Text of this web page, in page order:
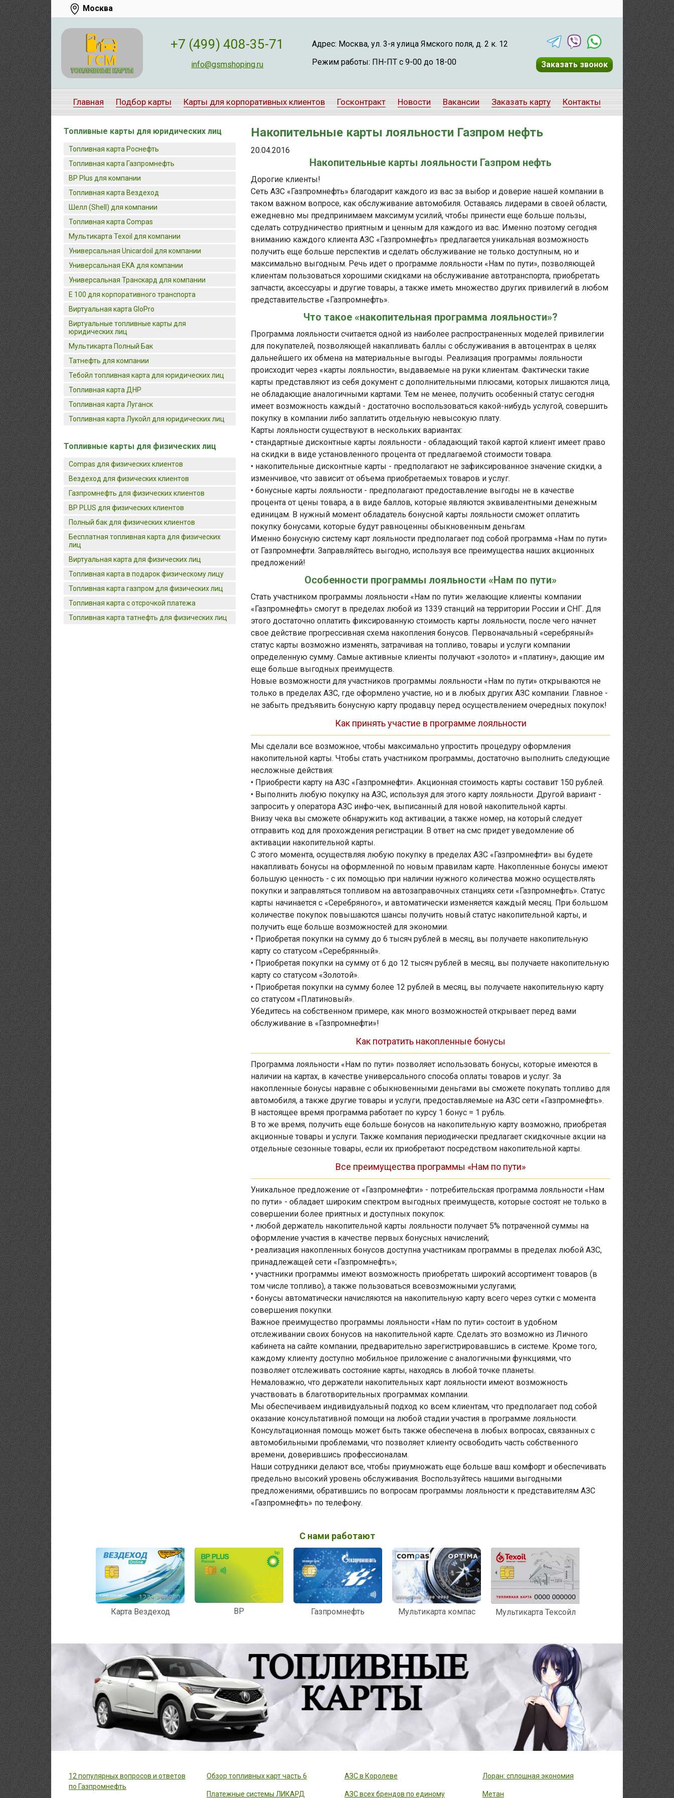
Москва
+7 (499) 408-35-71
info@gsmshoping.ru
Адрес: Москва, ул. 3-я улица Ямского поля, д. 2 к. 12
Режим работы: ПН-ПТ с 9-00 до 18-00
Заказать звонок
Главная Подбор карты Карты для корпоративных клиентов Госконтракт Новости Вакансии Заказать карту Контакты
Топливные карты для юридических лиц
Топливная карта Роснефть
Топливная карта Газпромнефть
BP Plus для компании
Топливная карта Вездеход
Шелл (Shell) для компании
Топливная карта Compas
Мультикарта Texoil для компании
Универсальная Unicardoil для компании
Универсальная EKA для компании
Универсальная Транскард для компании
E 100 для корпоративного транспорта
Виртуальная карта GloPro
Виртуальные топливные карты для
юридических лиц
Мультикарта Полный Бак
Татнефть для компании
Тебойл топливная карта для юридических лиц
Топливная карта ДНР
Топливная карта Луганск
Топливная карта Лукойл для юридических лиц
Топливные карты для физических лиц
Compas для физических клиентов
Вездеход для физических клиентов
Газпромнефть для физических клиентов
BP PLUS для физических клиентов
Полный бак для физических клиентов
Бесплатная топливная карта для физических
лиц
Виртуальная карта для физических лиц
Топливная карта в подарок физическому лицу
Топливная карта газпром для физических лиц
Топливная карта с отсрочкой платежа
Топливная карта татнефть для физических лиц
Накопительные карты лояльности Газпром нефть
20.04.2016
Накопительные карты лояльности Газпром нефть
Дорогие клиенты!
Сеть АЗС «Газпромнефть» благодарит каждого из вас за выбор и доверие нашей компании в
таком важном вопросе, как обслуживание автомобиля. Оставаясь лидерами в своей области,
ежедневно мы предпринимаем максимум усилий, чтобы принести еще больше пользы,
сделать сотрудничество приятным и ценным для каждого из вас. Именно поэтому сегодня
вниманию каждого клиента АЗС «Газпромнефть» предлагается уникальная возможность
получить еще больше перспектив и сделать обслуживание не только доступным, но и
максимально выгодным. Речь идет о программе лояльности «Нам по пути», позволяющей
клиентам пользоваться хорошими скидками на обслуживание автотранспорта, приобретать
запчасти, аксессуары и другие товары, а также иметь множество других привилегий в любом
представительстве «Газпромнефть».
Что такое «накопительная программа лояльности»?
Программа лояльности считается одной из наиболее распространенных моделей привилегии
для покупателей, позволяющей накапливать баллы с обслуживания в автоцентрах в целях
дальнейшего их обмена на материальные выгоды. Реализация программы лояльности
происходит через «карты лояльности», выдаваемые на руки клиентам. Фактически такие
карты представляют из себя документ с дополнительными плюсами, которых лишаются лица,
не обладающие аналогичными картами. Тем не менее, получить особенный статус сегодня
имеет возможность каждый - достаточно воспользоваться какой-нибудь услугой, совершить
покупку в компании либо заплатить отдельную невысокую плату.
Карты лояльности существуют в нескольких вариантах:
• стандартные дисконтные карты лояльности - обладающий такой картой клиент имеет право
на скидки в виде установленного процента от предлагаемой стоимости товара.
• накопительные дисконтные карты - предполагают не зафиксированное значение скидки, а
изменчивое, что зависит от объема приобретаемых товаров и услуг.
• бонусные карты лояльности - предполагают предоставление выгоды не в качестве
процента от цены товара, а в виде баллов, которые являются эквивалентными денежным
единицам. В нужный момент обладатель бонусной карты лояльности сможет оплатить
покупку бонусами, которые будут равноценны обыкновенным деньгам.
Именно бонусную систему карт лояльности предполагает под собой программа «Нам по пути»
от Газпромнефти. Заправляйтесь выгодно, используя все преимущества наших акционных
предложений!
Особенности программы лояльности «Нам по пути»
Стать участником программы лояльности «Нам по пути» желающие клиенты компании
«Газпромнефть» смогут в пределах любой из 1339 станций на территории России и СНГ. Для
этого достаточно оплатить фиксированную стоимость карты лояльности, после чего начнет
свое действие прогрессивная схема накопления бонусов. Первоначальный «серебряный»
статус карты возможно изменять, затрачивая на топливо, товары и услуги компании
определенную сумму. Самые активные клиенты получают «золото» и «платину», дающие им
еще больше выгодных преимуществ.
Новые возможности для участников программы лояльности «Нам по пути» открываются не
только в пределах АЗС, где оформлено участие, но и в любых других АЗС компании. Главное -
не забыть предъявить бонусную карту продавцу перед осуществлением очередных покупок!
Как принять участие в программе лояльности
Мы сделали все возможное, чтобы максимально упростить процедуру оформления
накопительной карты. Чтобы стать участником программы, достаточно выполнить следующие
несложные действия:
• Приобрести карту на АЗС «Газпромнефти». Акционная стоимость карты составит 150 рублей.
• Выполнить любую покупку на АЗС, используя для этого карту лояльности. Другой вариант -
запросить у оператора АЗС инфо-чек, выписанный для новой накопительной карты.
Внизу чека вы сможете обнаружить код активации, а также номер, на который следует
отправить код для прохождения регистрации. В ответ на смс придет уведомление об
активации накопительной карты.
С этого момента, осуществляя любую покупку в пределах АЗС «Газпромнефти» вы будете
накапливать бонусы на оформленной по новым правилам карте. Накопленные бонусы имеют
большую ценность - с их помощью при наличии нужного количества можно осуществлять
покупки и заправляться топливом на автозаправочных станциях сети «Газпромнефть». Статус
карты начинается с «Серебряного», и автоматически изменяется каждый месяц. При большом
количестве покупок повышаются шансы получить новый статус накопительной карты, и
получить еще больше возможностей для экономии.
• Приобретая покупки на сумму до 6 тысяч рублей в месяц, вы получаете накопительную
карту со статусом «Серебрянный».
• Приобретая покупки на сумму от 6 до 12 тысяч рублей в месяц, вы получаете накопительную
карту со статусом «Золотой».
• Приобретая покупки на сумму более 12 рублей в месяц, вы получаете накопительную карту
со статусом «Платиновый».
Убедитесь на собственном примере, как много возможностей открывает перед вами
обслуживание в «Газпромнефти»!
Как потратить накопленные бонусы
Программа лояльности «Нам по пути» позволяет использовать бонусы, которые имеются в
наличии на картах, в качестве универсального способа оплаты товаров и услуг. За
накопленные бонусы наравне с обыкновенными деньгами вы сможете покупать топливо для
автомобиля, а также другие товары и услуги, предоставляемые на АЗС сети «Газпромнефть».
В настоящее время программа работает по курсу 1 бонус = 1 рубль.
В то же время, получить еще больше бонусов на накопительную карту возможно, приобретая
акционные товары и услуги. Также компания периодически предлагает скидкочные акции на
отдельные сезонные товары, если их приобретают посредством накопительной карты.
Все преимущества программы «Нам по пути»
Уникальное предложение от «Газпромнефти» - потребительская программа лояльности «Нам
по пути» - обладает широким спектром выгодных преимуществ, которые состоят не только в
совершении более приятных и доступных покупок:
• любой держатель накопительной карты лояльности получает 5% потраченной суммы на
оформление участия в качестве первых бонусных начислений;
• реализация накопленных бонусов доступна участникам программы в пределах любой АЗС,
принадлежащей сети «Газпромнефть»;
• участники программы имеют возможность приобретать широкий ассортимент товаров (в
том числе топливо), а также пользоваться всевозможными услугами;
• бонусы автоматически начисляются на накопительную карту всего через сутки с момента
совершения покупки.
Важное преимущество программы лояльности «Нам по пути» состоит в удобном
отслеживании своих бонусов на накопительной карте. Сделать это возможно из Личного
кабинета на сайте компании, предварительно зарегистрировавшись в системе. Кроме того,
каждому клиенту доступно мобильное приложение с аналогичными функциями, что
позволяет отслеживать состояние карты, находясь в любой точке планеты.
Немаловажно, что держатели накопительных карт лояльности имеют возможность
участвовать в благотворительных программах компании.
Мы обеспечиваем индивидуальный подход ко всем клиентам, что предполагает под собой
оказание консультативной помощи на любой стадии участия в программе лояльности.
Консультационная помощь может быть также обеспечена в любых вопросах, связанных с
автомобильными проблемами, что позволяет клиенту освободить часть собственного
времени, доверившись профессионалам.
Наши сотрудники делают все, чтобы приумножать еще больше ваш комфорт и обеспечивать
предельно высокий уровень обслуживания. Воспользуйтесь нашими выгодными
предложениями, обратившись по вопросам программы лояльности к представителям АЗС
«Газпромнефть» по телефону.
С нами работают
Карта Вездеход BP Газпромнефть Мультикарта компас Мультикарта Тексойл
12 популярных вопросов и ответов
по Газпромнефть
Обзор топливных карт часть 6
Платежные системы ЛИКАРД
АЗС в Королеве
АЗС всех брендов по единому
Лоран: сплошная экономия
Метан